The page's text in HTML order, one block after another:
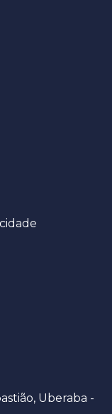
Uberaba -